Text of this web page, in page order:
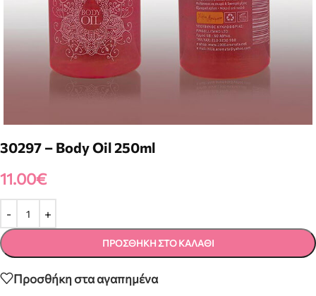
30297 – Body Oil 250ml
11.00€
ΠΡΟΣΘΉΚΗ ΣΤΟ ΚΑΛΆΘΙ
Προσθήκη στα αγαπημένα